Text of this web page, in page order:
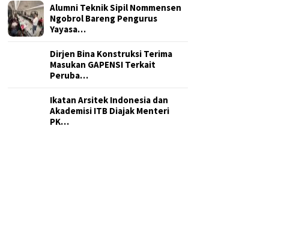
Alumni Teknik Sipil Nommensen
Ngobrol Bareng Pengurus
Yayasa…
Dirjen Bina Konstruksi Terima
Masukan GAPENSI Terkait
Peruba…
Ikatan Arsitek Indonesia dan
Akademisi ITB Diajak Menteri
PK…